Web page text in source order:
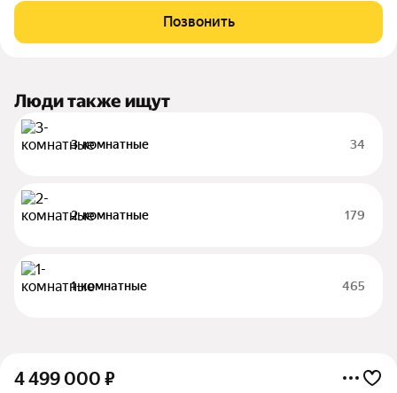
Степанищева, 4. Рядом располагаются улицы: Шумского,
Грибанова, Курсекова. Объект представляет
Позвонить
Люди также ищут
3-комнатные 34
2-комнатные 179
1-комнатные 465
4 499 000 ₽